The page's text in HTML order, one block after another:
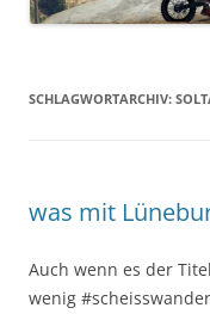
SCHLAGWORTARCHIV:
was mit
Auch wenn es der
wenig